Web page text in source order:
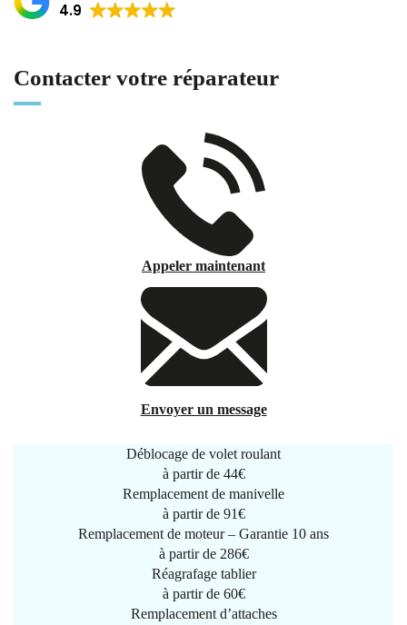
4.9
Contacter votre réparateur
Appeler maintenant
Envoyer un message
Déblocage de volet roulant
à partir de 44€
Remplacement de manivelle
à partir de 91€
Remplacement de moteur – Garantie 10 ans
à partir de 286€
Réagrafage tablier
à partir de 60€
Remplacement d’attaches